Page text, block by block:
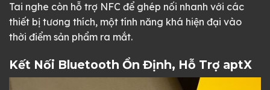
Tai nghe còn hỗ trợ NFC để ghép nối nhanh với các
thiết bị tương thích, một tính năng khá hiện đại vào
thời điểm sản phẩm ra mắt.
Kết Nối Bluetooth Ổn Định, Hỗ Trợ aptX